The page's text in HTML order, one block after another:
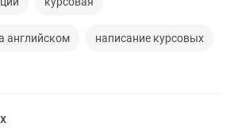
английском написание курсовых